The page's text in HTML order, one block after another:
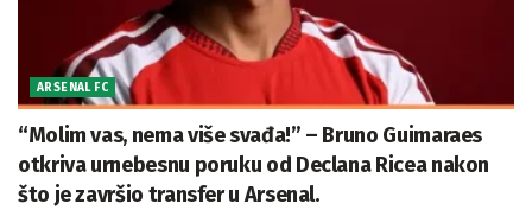
ARSENAL FC
“Molim vas, nema više svađa!” – Bruno Guimaraes
otkriva urnebesnu poruku od Declana Ricea nakon
što je završio transfer u Arsenal.